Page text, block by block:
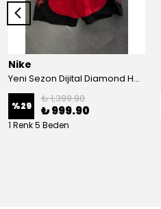
Nike
Yeni Sezon Dijital Diamond Houston Basketboll Şort
%29
₺ 1,399.90
₺ 999.90
1 Renk 5 Beden